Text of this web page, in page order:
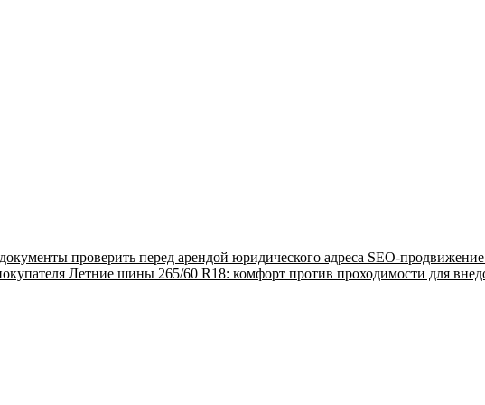
проверить перед арендой юридического адреса SEO-продвижение
Летние шины 265/60 R18: комфорт против проходимости для